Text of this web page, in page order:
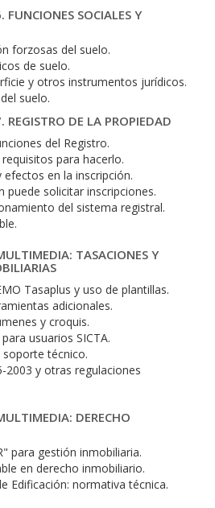
SOCIALES Y
forzosas del suelo.
de suelo.
y otros instrumentos jurídicos.
suelo.
DE LA PROPIEDAD
del Registro.
para hacerlo.
en la inscripción.
puede solicitar inscripciones.
del sistema registral.
TASACIONES Y
Tasaplus y uso de plantillas.
adicionales.
y croquis.
usuarios SICTA.
técnico.
2003 y otras regulaciones
DERECHO
para gestión inmobiliaria.
en derecho inmobiliario.
Edificación: normativa técnica.